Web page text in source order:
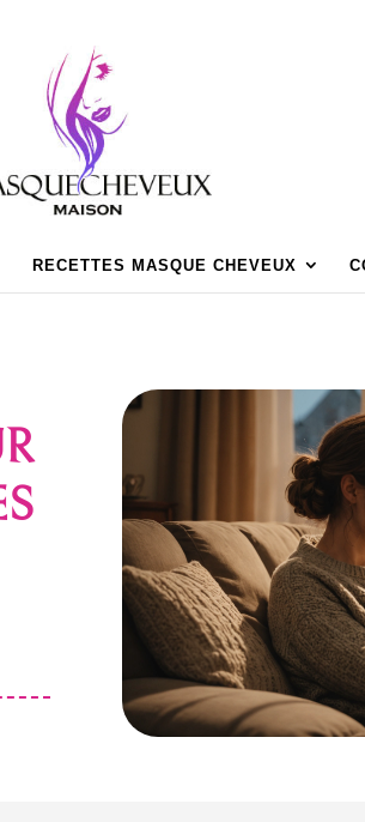
RECETTES MASQUE CHEVEUX